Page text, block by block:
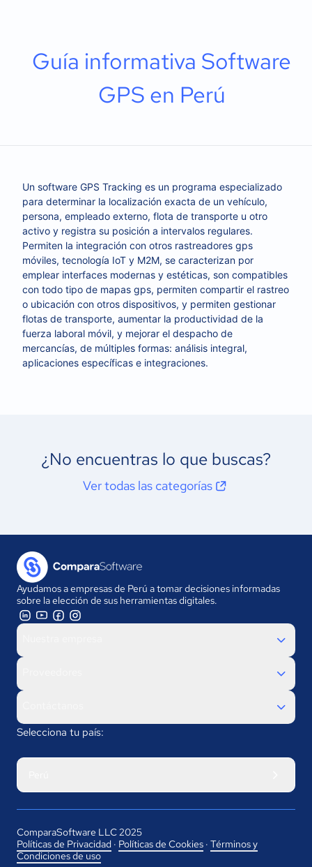
Guía informativa Software
GPS en Perú
Un software GPS Tracking es un programa especializado
para determinar la localización exacta de un vehículo,
persona, empleado externo, flota de transporte u otro
activo y registra su posición a intervalos regulares.
Permiten la integración con otros rastreadores gps
móviles, tecnología IoT y M2M, se caracterizan por
emplear interfaces modernas y estéticas, son compatibles
con todo tipo de mapas gps, permiten compartir el rastreo
o ubicación con otros dispositivos, y permiten gestionar
flotas de transporte, aumentar la productividad de la
fuerza laboral móvil, y mejorar el despacho de
mercancías, de múltiples formas: análisis integral,
aplicaciones específicas e integraciones.
¿No encuentras lo que buscas?
Ver todas las categorías
Ayudamos a empresas de Perú a tomar decisiones informadas
sobre la elección de sus herramientas digitales.
Selecciona tu país:
ComparaSoftware LLC 2025
Políticas de Privacidad · Políticas de Cookies · Términos y
Condiciones de uso